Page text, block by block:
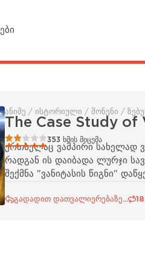
ანიმე / ისტორიული / შონენი /
The Case Study of
353 ხმის მიცემა
ერთხელაც ვამპირი სახელად
რადგან ის დაიბადა ლურჯი
შექმნა "ვანიტასის წიგნი"
გადადით დათვალიერებაზე...